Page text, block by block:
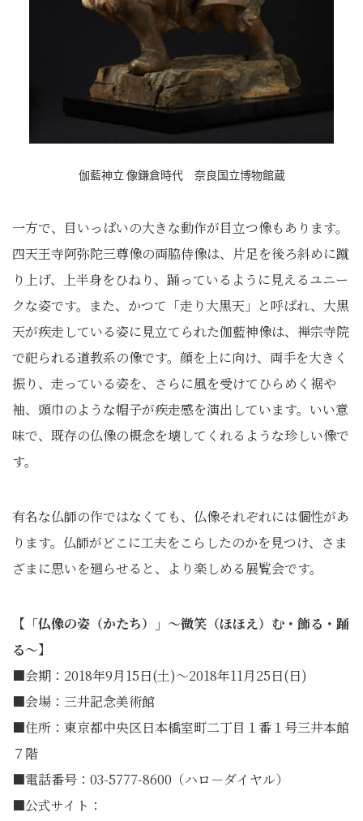
伽藍神立 像鎌倉時代 奈良国立博物館蔵
一方で、目いっぱいの大きな動作が目立つ像もあります。
四天王寺阿弥陀三尊像の両脇侍像は、片足を後ろ斜めに蹴
り上げ、上半身をひねり、踊っているように見えるユニー
クな姿です。また、かつて「走り大黒天」と呼ばれ、大黒
天が疾走している姿に見立てられた伽藍神像は、禅宗寺院
で祀られる道教系の像です。顔を上に向け、両手を大きく
振り、走っている姿を、さらに風を受けてひらめく裾や
袖、頭巾のような帽子が疾走感を演出しています。いい意
味で、既存の仏像の概念を壊してくれるような珍しい像で
す。
有名な仏師の作ではなくても、仏像それぞれには個性があ
ります。仏師がどこに工夫をこらしたのかを見つけ、さま
ざまに思いを廻らせると、より楽しめる展覧会です。
【「仏像の姿（かたち）」～微笑（ほほえ）む・飾る・踊
る～】
■会期：2018年9月15日(土)〜2018年11月25日(日)
■会場：三井記念美術館
■住所：東京都中央区日本橋室町二丁目１番１号三井本館
７階
■電話番号：03-5777-8600（ハロ－ダイヤル）
■公式サイト：